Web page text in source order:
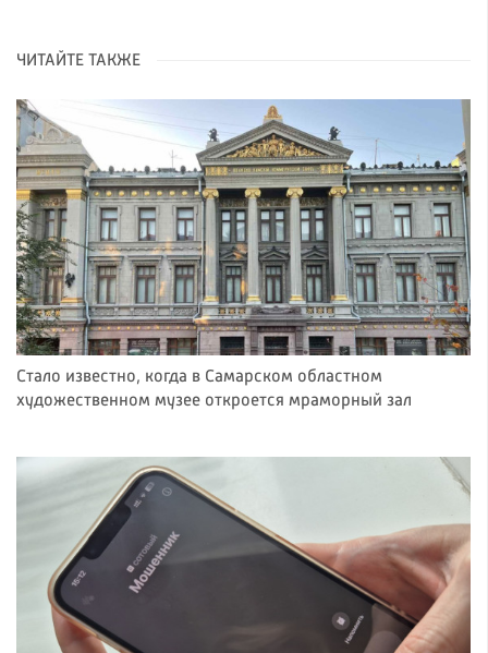
ЧИТАЙТЕ ТАКЖЕ
Стало известно, когда в Самарском областном
художественном музее откроется мраморный зал